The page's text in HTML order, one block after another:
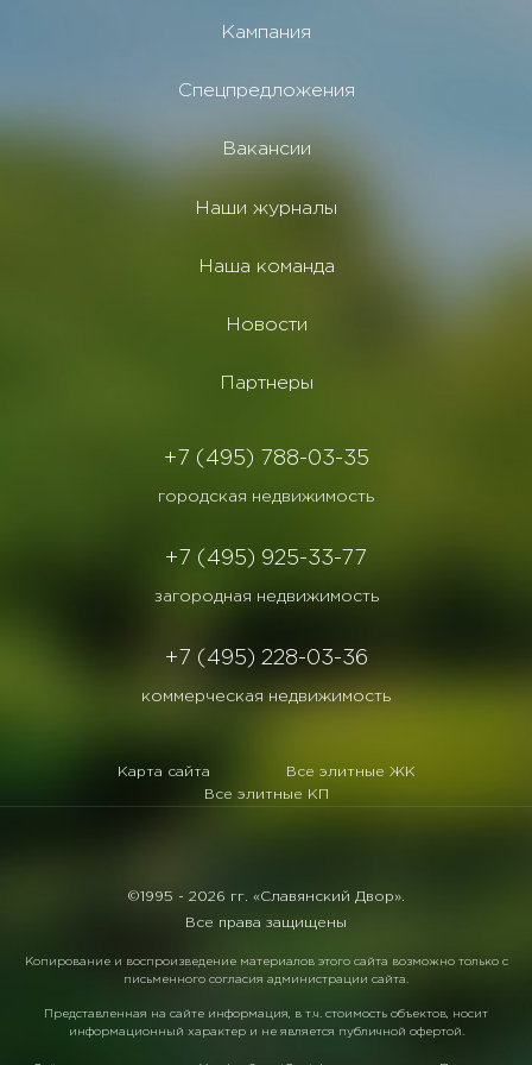
Кампания
Спецпредложения
Вакансии
Наши журналы
Наша команда
Новости
Партнеры
+7 (495) 788-03-35
городская недвижимость
+7 (495) 925-33-77
загородная недвижимость
+7 (495) 228-03-36
коммерческая недвижимость
Карта сайта
Все элитные ЖК
Все элитные КП
©1995 - 2026 гг. «Славянский Двор».
Все права защищены
Копирование и воспроизведение материалов этого сайта возможно только с
письменного согласия администрации сайта.
Представленная на сайте информация, в т.ч. стоимость объектов, носит
информационный характер и не является публичной офертой.